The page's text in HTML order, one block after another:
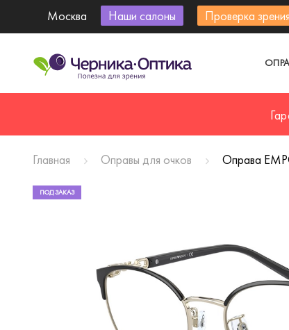
Москва Наши салоны Проверка зрения
Главная Оправы для очков Оправа
ПОД ЗАКАЗ